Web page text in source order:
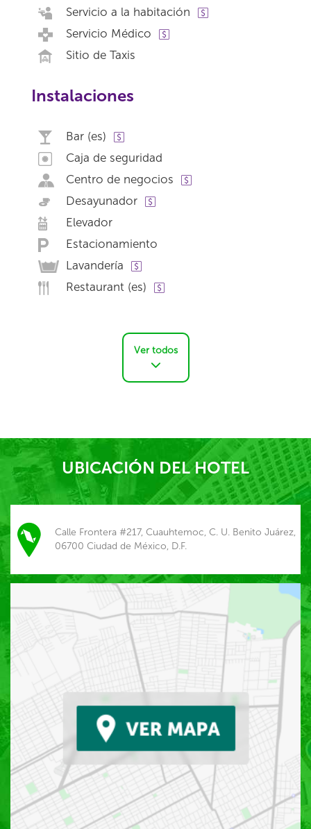
Servicio a la habitación
Servicio Médico
Sitio de Taxis
Instalaciones
Bar (es)
Caja de seguridad
Centro de negocios
Desayunador
Elevador
Estacionamiento
Lavandería
Restaurant (es)
Ver todos
UBICACIÓN DEL HOTEL
Calle Frontera #217, Cuauhtemoc, C. U. Benito Juárez,
06700 Ciudad de México, D.F.